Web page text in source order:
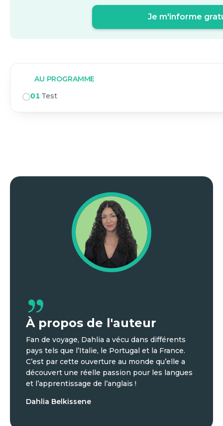
Je m'informe
AU PROGRAMME
01 Test
À propos de l'auteur
Fan de voyage, Dahlia a vécu dans différents
pays tels que l’Italie, le Portugal et la France.
C’est par cette ouverture au monde qu’elle a
découvert une réelle passion pour les langues
et l’apprentissage de l’anglais !
Dahlia Belkissene